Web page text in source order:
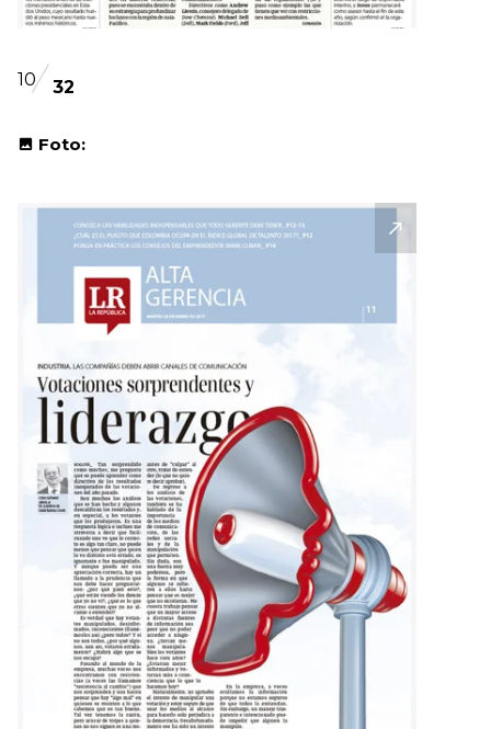
10 32
Foto: